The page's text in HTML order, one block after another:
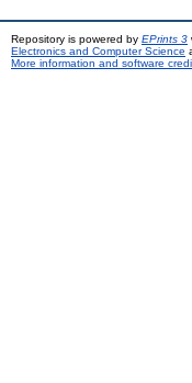
Repository is powered by EPrints 3
Electronics and Computer Science
More information and software